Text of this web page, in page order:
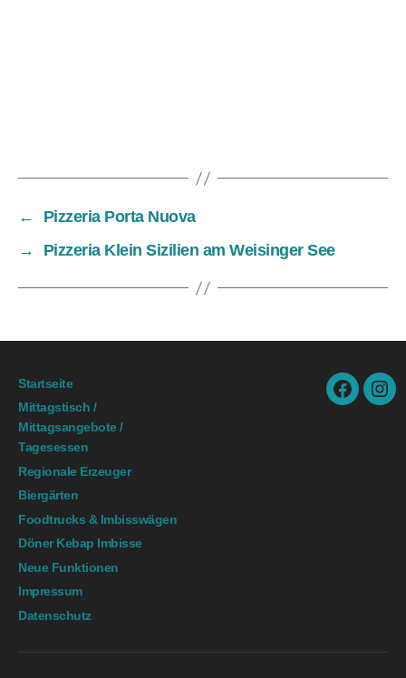
←
Pizzeria Porta Nuova
→
Pizzeria Klein Sizilien am Weisinger See
Startseite
Mittagstisch /
Mittagsangebote /
Tagesessen
Regionale Erzeuger
Biergärten
Foodtrucks & Imbisswägen
Döner Kebap Imbisse
Neue Funktionen
Impressum
Datenschutz